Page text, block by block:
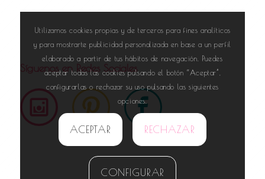
Síguenos en Redes Sociales
Utilizamos cookies propias y de terceros para fines analíticos
y para mostrarte publicidad personalizada en base a un perfil
elaborado a partir de tus hábitos de navegación. Puedes
aceptar todas las cookies pulsando el botón “Aceptar”,
configurarlas o rechazar su uso pulsando las siguientes
opciones.
ACEPTAR RECHAZAR
CONFIGURAR